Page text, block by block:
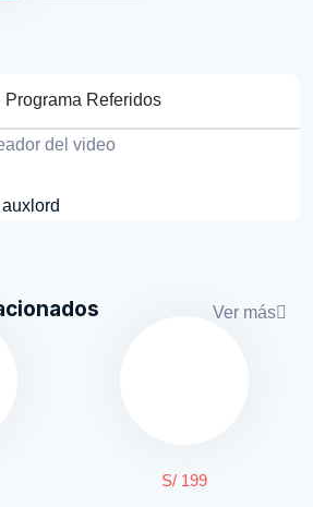
Programa Referidos
del video
Ver más
S/ 199